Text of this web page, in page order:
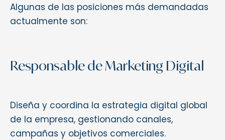
Algunas de las posiciones más demandadas
actualmente son:
Responsable de Marketing Digital
Diseña y coordina la estrategia digital global
de la empresa, gestionando canales,
campañas y objetivos comerciales.